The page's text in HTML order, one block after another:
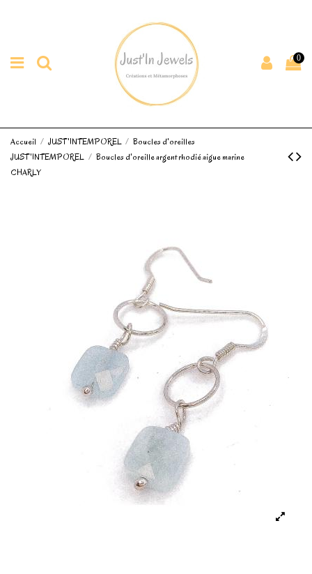
0
Accueil JUST'INTEMPOREL
Boucles d'oreilles
JUST'INTEMPOREL
Boucles d'oreille argent rhodié aigue marine
CHARLY